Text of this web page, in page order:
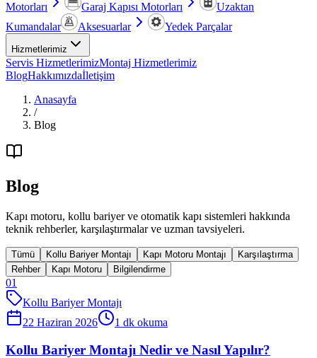
Motorları
Garaj Kapısı Motorları
Uzaktan
Kumandalar
Aksesuarlar Yedek Parçalar
Hizmetlerimiz
Servis HizmetlerimizMontaj Hizmetlerimiz
BlogHakkımızdaİletişim
Anasayfa
/
Blog
Blog
Kapı motoru, kollu bariyer ve otomatik kapı sistemleri hakkında
teknik rehberler, karşılaştırmalar ve uzman tavsiyeleri.
Tümü Kollu Bariyer Montajı Kapı Motoru Montajı
Karşılaştırma
Rehber
Kapı Motoru Bilgilendirme
01
Kollu Bariyer Montajı
22 Haziran 2026
1 dk okuma
Kollu Bariyer Montajı Nedir ve Nasıl Yapılır?